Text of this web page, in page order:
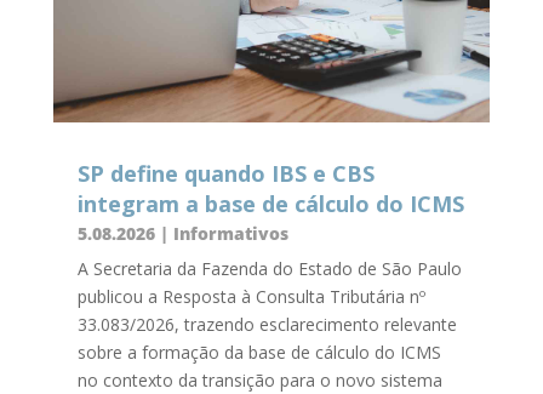
SP define quando IBS e CBS
integram a base de cálculo do ICMS
5.08.2026| Informativos
A Secretaria da Fazenda do Estado de São Paulo
publicou a Resposta à Consulta Tributária nº
33.083/2026, trazendo esclarecimento relevante
sobre a formação da base de cálculo do ICMS
no contexto da transição para o novo sistema